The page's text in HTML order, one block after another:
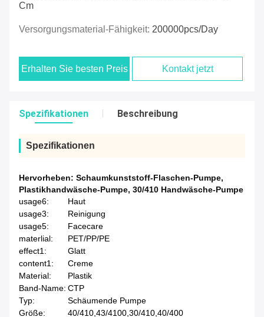
Cm
Versorgungsmaterial-Fähigkeit: 200000pcs/day
Erhalten Sie besten Preis Kontakt jetzt
Spezifikationen Beschreibung
Spezifikationen
Hervorheben: Schaumkunststoff-Flaschen-Pumpe,
Plastikhandwäsche-Pumpe, 30/410 Handwäsche-Pumpe
usage6:
Haut
usage3:
Reinigung
usage5:
Facecare
materlial:
PET/PP/PE
effect1:
Glatt
content1:
Creme
Material:
Plastik
Band-Name: CTP
Typ:
Schäumende Pumpe
Größe:
40/410,43/4100,30/410,40/400